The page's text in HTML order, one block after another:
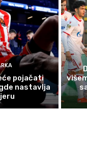
pojačati
nastavlja